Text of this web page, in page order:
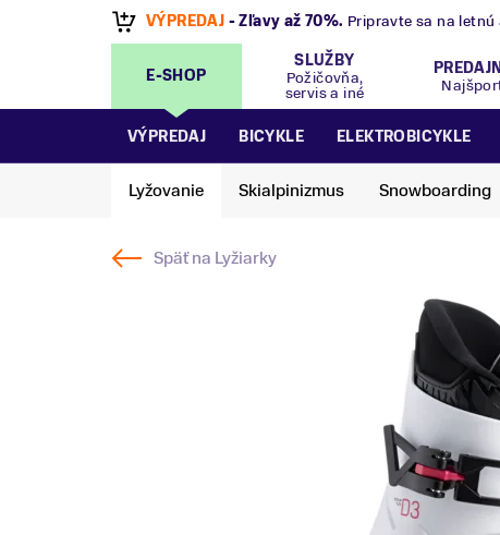
VÝPREDAJ - Zľavy až 70%. Pripravte sa na
E-SHOP
SLUŽBY
Požičovňa,
servis a iné
VÝPREDAJ BICYKLE ELEKTROBICYKLE
Lyžovanie Skialpinizmus Snowboarding
Späť na Lyžiarky